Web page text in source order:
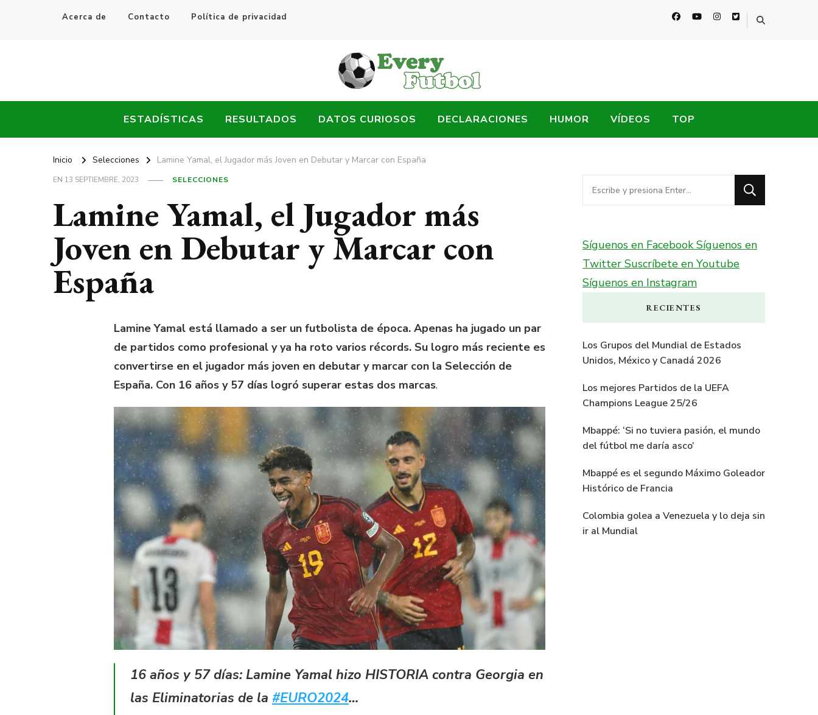
Acerca de Contacto Política de privacidad
Every Fútbol
ESTADÍSTICAS RESULTADOS DATOS CURIOSOS DECLARACIONES HUMOR VÍDEOS TOP
Inicio Selecciones Lamine Yamal, el Jugador más Joven en Debutar y Marcar con España
EN 13 SEPTIEMBRE, 2023 SELECCIONES
Lamine Yamal, el Jugador más
Joven en Debutar y Marcar con
España
Lamine Yamal está llamado a ser un futbolista de época. Apenas ha jugado un par
de partidos como profesional y ya ha roto varios récords. Su logro más reciente es
convertirse en el jugador más joven en debutar y marcar con la Selección de
España. Con 16 años y 57 días logró superar estas dos marcas.
16 años y 57 días: Lamine Yamal hizo HISTORIA contra Georgia en
las Eliminatorias de la #EURO2024…
¿Buscas
algo?
Síguenos en FacebookSíguenos en
Twitter Suscríbete en Youtube
Síguenos en Instagram
RECIENTES
Los Grupos del Mundial de Estados
Unidos, México y Canadá 2026
Los mejores Partidos de la UEFA
Champions League 25/26
Mbappé: ‘Si no tuviera pasión, el mundo
del fútbol me daría asco’
Mbappé es el segundo Máximo Goleador
Histórico de Francia
Colombia golea a Venezuela y lo deja sin
ir al Mundial